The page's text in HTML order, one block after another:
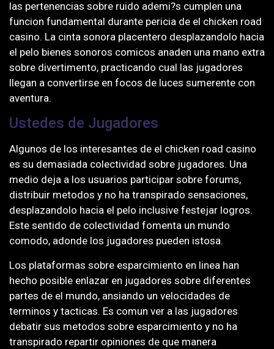
las pertenencias sobre ruido ademi?s cumplen una
funcion fundamental durante pericia de el chicken road
casino. La cinta sonora placentero desplazandolo hacia
el pelo bienes sonoros comicos anaden una mano extra
sobre divertimento, practicando cual las jugadores
llegan a convertirse en focos de luces sumerente con
aventura.
Ustedes de Jugadores
Algunos de los interesantes de el chicken road casino
es su demasiada colectividad sobre jugadores. Una
medio deja a los usuarios participar sobre forums,
distribuir metodos y no ha transpirado sensaciones,
desplazandolo hacia el pelo inclusive festejar logros.
Este sentido de colectividad fomenta un mundo
comodo, adonde los jugadores pueden istosa.
Los plataformas sobre esparcimiento en linea han
hecho posible enlazar en jugadores sobre diferentes
partes de el mundo, ansiando un velocidades de
terminos y tacticas. Es comun ver a las jugadores
debatir sus metodos sobre esparcimiento y no ha
transpirado repartir opiniones de que manera